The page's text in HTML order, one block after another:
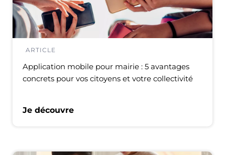
ARTICLE
Application mobile pour mairie : 5 avantages
concrets pour vos citoyens et votre collectivité
Je découvre